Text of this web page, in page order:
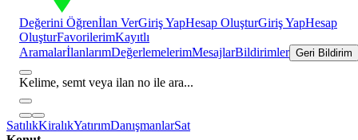
Değerini Öğrenİlan VerGiriş YapHesap OluşturGiriş YapHesap
OluşturFavorilerimKayıtlı
AramalarİlanlarımDeğerlemelerimMesajlarBildirimler Geri Bildirim
Kelime, semt veya ilan no ile ara...
SatılıkKiralıkYatırımDanışmanlarSat